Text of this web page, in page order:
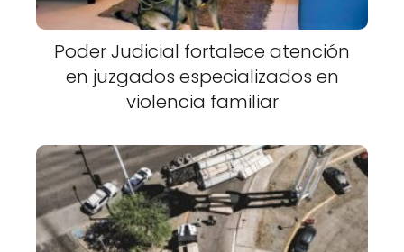
Poder Judicial fortalece atención
en juzgados especializados en
violencia familiar